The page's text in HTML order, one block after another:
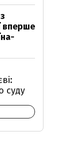
вперше
суду